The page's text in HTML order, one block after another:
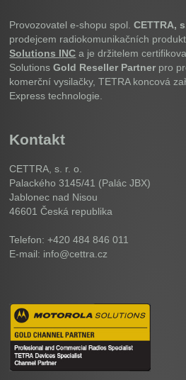
Provozovatel e-shopu spol.CETTRA,
prodejcem radiokomunikačních
Solutions INC a je držitelem
SolutionsGold Reseller Partner pro
komerční vysilačky, TETRA koncová
Express technologie.
Kontakt
CETTRA, s. r. o.
Palackého 3145/41 (Palác JBX)
Jablonec nad Nisou
46601Česká republika
Telefon: +420 484 846 011
E-mail: info@cettra.cz